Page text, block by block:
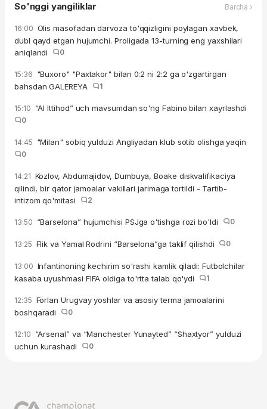
So'nggi yangiliklar Barcha ›
16:00 Olis masofadan darvoza to'qqizligini poylagan xavbek,
dubl qayd etgan hujumchi. Proligada 13-turning eng yaxshilari
aniqlandi
0
15:36 "Buxoro" "Paxtakor" bilan 0:2 ni 2:2 ga o'zgartirgan
bahsdan GALEREYA
1
15:10 “Al Ittihod” uch mavsumdan so'ng Fabino bilan xayrlashdi
0
14:45 "Milan" sobiq yulduzi Angliyadan klub sotib olishga yaqin
0
14:21 Kozlov, Abdumajidov, Dumbuya, Boake diskvalifikaciya
qilindi, bir qator jamoalar vakillari jarimaga tortildi - Tartib-
intizom qo'mitasi
2
13:50 “Barselona” hujumchisi PSJga o'tishga rozi bo'ldi 0
13:25 Flik va Yamal Rodrini “Barselona”ga taklif qilishdi 0
13:00 Infantinoning kechirim so'rashi kamlik qiladi: Futbolchilar
kasaba uyushmasi FIFA oldiga to'rtta talab qo'ydi
1
12:35 Forlan Urugvay yoshlar va asosiy terma jamoalarini
boshqaradi
0
12:10 “Arsenal” va “Manchester Yunayted” “Shaxtyor” yulduzi
uchun kurashadi
0